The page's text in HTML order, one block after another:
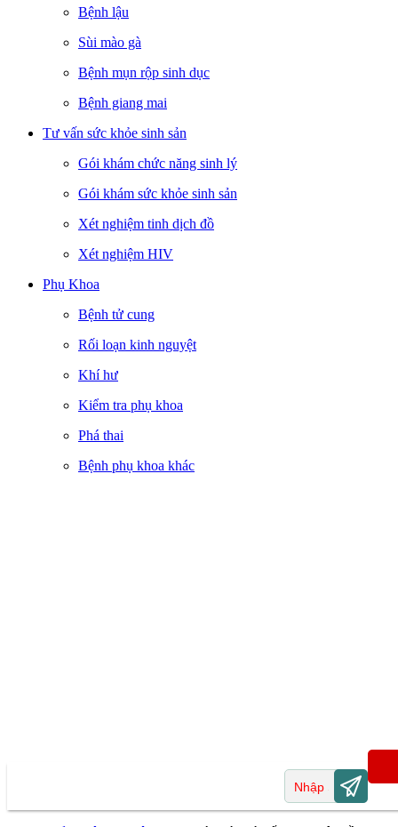
Bệnh lậu
Sùi mào gà
Bệnh mụn rộp sinh dục
Bệnh giang mai
Tư vấn sức khỏe sinh sản
Gói khám chức năng sinh lý
Gói khám sức khỏe sinh sản
Xét nghiệm tinh dịch đồ
Xét nghiệm HIV
Phụ Khoa
Bệnh tử cung
Rối loạn kinh nguyệt
Khí hư
Kiểm tra phụ khoa
Phá thai
Bệnh phụ khoa khác